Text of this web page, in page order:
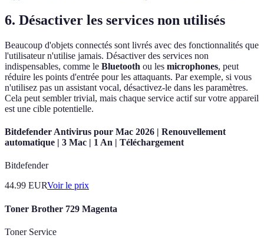
6. Désactiver les services non utilisés
Beaucoup d'objets connectés sont livrés avec des fonctionnalités que
l'utilisateur n'utilise jamais. Désactiver des services non
indispensables, comme le Bluetooth ou les microphones, peut
réduire les points d'entrée pour les attaquants. Par exemple, si vous
n'utilisez pas un assistant vocal, désactivez-le dans les paramètres.
Cela peut sembler trivial, mais chaque service actif sur votre appareil
est une cible potentielle.
Bitdefender Antivirus pour Mac 2026 | Renouvellement
automatique | 3 Mac | 1 An | Téléchargement
Bitdefender
44.99 EURVoir le prix
Toner Brother 729 Magenta
Toner Service